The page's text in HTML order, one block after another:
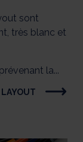
sont
très blanc et
la...
LAYOUT